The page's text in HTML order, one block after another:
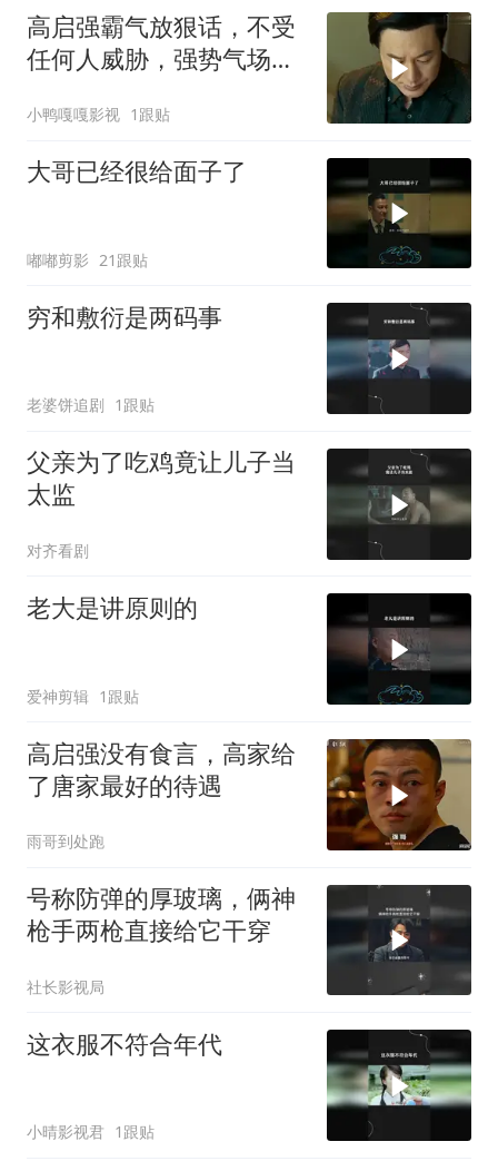
高启强霸气放狠话，不受
任何人威胁，强势气场震
小鸭嘎嘎影视 1跟贴
大哥已经很给面子了
嘟嘟剪影 21跟贴
穷和敷衍是两码事
老婆饼追剧 1跟贴
父亲为了吃鸡竟让儿子当
太监
对齐看剧
老大是讲原则的
爱神剪辑 1跟贴
高启强没有食言，高家给
了唐家最好的待遇
雨哥到处跑
号称防弹的厚玻璃，俩神
枪手两枪直接给它干穿
社长影视局
这衣服不符合年代
小晴影视君 1跟贴